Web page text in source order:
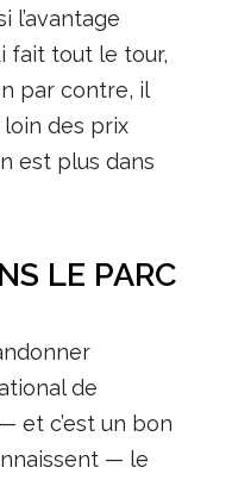
l’avantage
fait tout le tour,
par contre, il
des prix
est plus dans
LE PARC
de
et c’est un bon
— le